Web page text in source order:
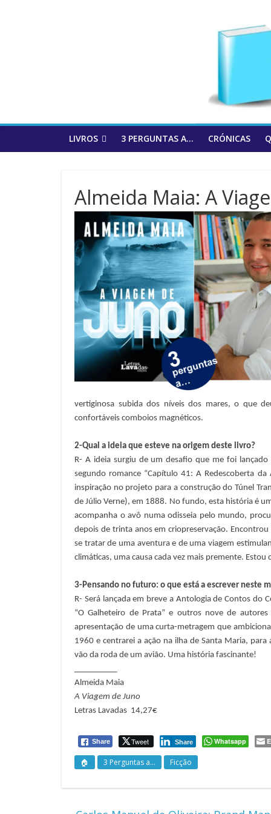
LIVROS 3 PERGUNTAS A… CRÓNICAS
Almeida Maia: A
vertiginosa subida dos níveis dos mares, o que
confortáveis comboios magnéticos.
2-Qual a ideia que esteve na origem deste livro?
R- A ideia surgiu de um desafio que me foi
segundo romance “Capítulo 41: A Redescoberta
inspiração no projeto para a construção do Túnel
de Júlio Verne), em 1888. No fundo, esta história é
acompanha o avô numa odisseia pelo mundo,
depois de trinta anos em criopreservação.
se tratar de uma aventura e de uma viagem
climáticas, uma causa cada vez mais premente.
3-Pensando no futuro: o que está a escrever neste
R- Será lançada em breve a Antologia de Contos
“O Galheteiro de Prata” e outros nove de
apresentação de uma curta-metragem que
1960 e centrarei a ação na ilha de Santa Maria,
vão da roda de um avião. Uma história fascinante!
Almeida Maia
A Viagem de Juno
Letras Lavadas 14,27€
Share Tweet Share Whatsapp
🏠 3 Perguntas a... Ficção